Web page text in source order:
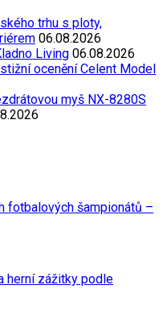
trhu s ploty,
06.08.2026
Living 06.08.2026
ocenění Celent Model
myš NX-8280S
fotbalových šampionátů –
herní zážitky podle